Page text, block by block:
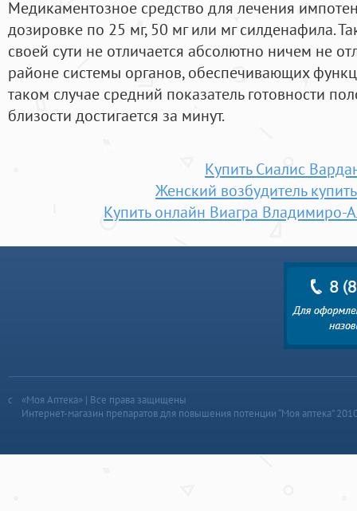
Медикаментозное средство для лечения
дозировке по 25 мг, 50 мг или мг силденафила.
своей сути не отличается абсолютно ничем не
районе системы органов, обеспечивающих
таком случае средний показатель готовности
близости достигается за минут.
Купить Сиалис
Женский возбудитель
Купить онлайн Виагра Владимиро-
«Моя Аптека» | Все права защищены
Интернет-магазин препаратов для повышения потенции “Моя аптека”